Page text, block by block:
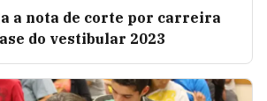
a nota de corte por carreira
do vestibular 2023